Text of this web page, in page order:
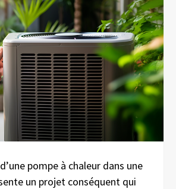
pompe à chaleur dans une
un projet conséquent qui